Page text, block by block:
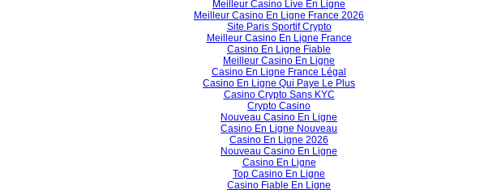
Meilleur Casino Live En Ligne
Meilleur Casino En Ligne France 2026
Site Paris Sportif Crypto
Meilleur Casino En Ligne France
Casino En Ligne Fiable
Meilleur Casino En Ligne
Casino En Ligne France Légal
Casino En Ligne Qui Paye Le Plus
Casino Crypto Sans KYC
Crypto Casino
Nouveau Casino En Ligne
Casino En Ligne Nouveau
Casino En Ligne 2026
Nouveau Casino En Ligne
Casino En Ligne
Top Casino En Ligne
Casino Fiable En Ligne